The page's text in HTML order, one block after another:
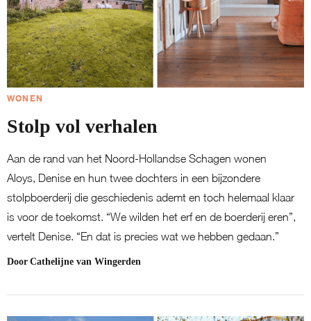
WONEN
Stolp vol verhalen
Aan de rand van het Noord-Hollandse Schagen wonen
Aloys, Denise en hun twee dochters in een bijzondere
stolpboerderij die geschiedenis ademt en toch helemaal klaar
is voor de toekomst. “We wilden het erf en de boerderij eren”,
vertelt Denise. “En dat is precies wat we hebben gedaan.”
Door Cathelijne van Wingerden